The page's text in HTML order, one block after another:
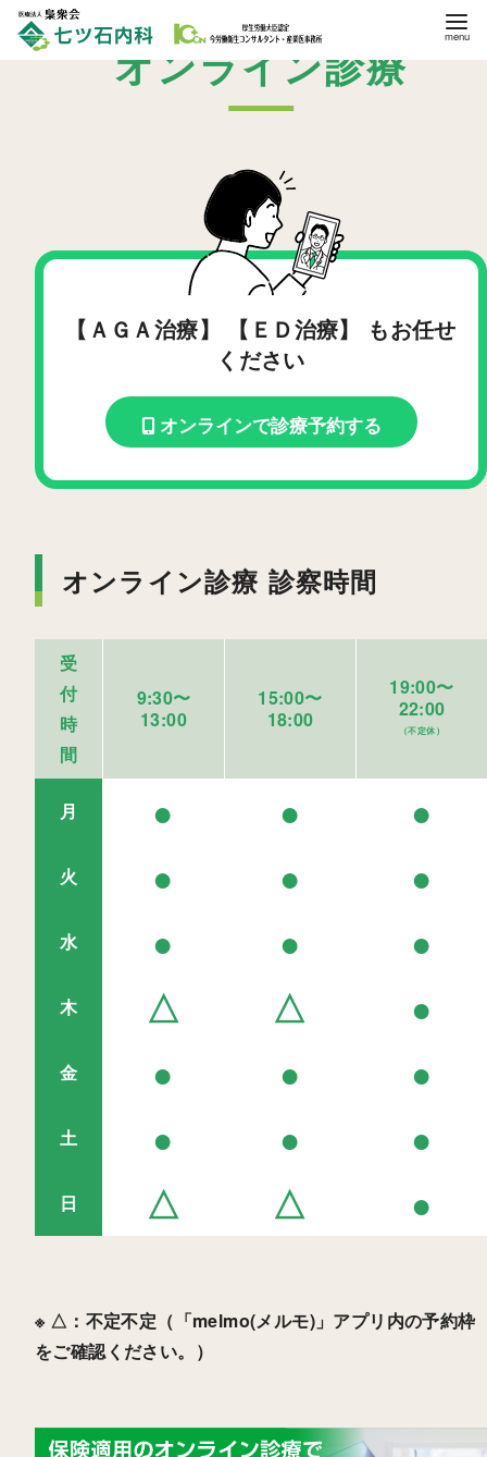
オンライン診療
【ＡＧＡ治療】 【ＥＤ治療】 もお任せ
ください
オンラインで診療予約する
オンライン診療 診察時間
受
付
時
間
9:30〜
13:00
15:00〜
18:00
19:00〜
22:00
（不定休）
月 ● ● ●
火 ● ● ●
水 ● ● ●
木 △ △ ●
金 ● ● ●
土 ● ● ●
日 △ △ ●
※ △：不定不定（「melmo(メルモ)」アプリ内の予約枠
をご確認ください。）